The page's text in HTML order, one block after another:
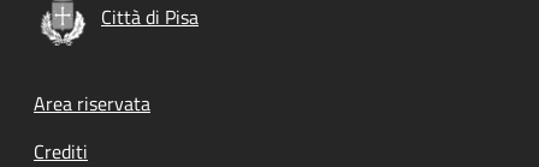
Città di Pisa
Footer menu
Area riservata
Crediti